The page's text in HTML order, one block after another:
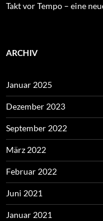
Takt vor Tempo – eine
ARCHIV
Januar 2025
Dezember 2023
September 2022
März 2022
Februar 2022
Juni 2021
Januar 2021